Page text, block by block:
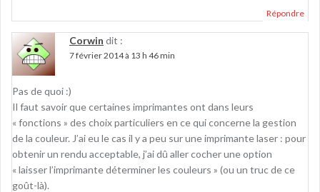
Répondre
Corwin dit :
7 février 2014 à 13 h 46 min
Pas de quoi :)
Il faut savoir que certaines imprimantes ont dans leurs
« fonctions » des choix particuliers en ce qui concerne la gestion
de la couleur. J’ai eu le cas il y a peu sur une imprimante laser : pour
obtenir un rendu acceptable, j’ai dû aller cocher une option
« laisser l’imprimante déterminer les couleurs » (ou un truc de ce
goût-là).